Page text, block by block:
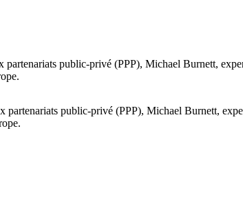
public-privé (PPP), Michael Burnett,
public-privé (PPP), Michael Burnett,